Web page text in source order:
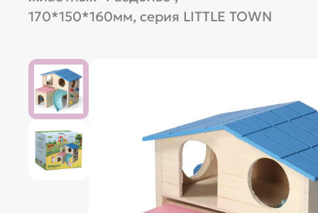
170*150*160мм, серия LITTLE TOWN